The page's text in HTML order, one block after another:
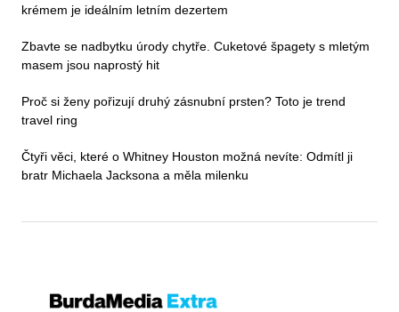
krémem je ideálním letním dezertem
Zbavte se nadbytku úrody chytře. Cuketové špagety s mletým
masem jsou naprostý hit
Proč si ženy pořizují druhý zásnubní prsten? Toto je trend
travel ring
Čtyři věci, které o Whitney Houston možná nevíte: Odmítl ji
bratr Michaela Jacksona a měla milenku